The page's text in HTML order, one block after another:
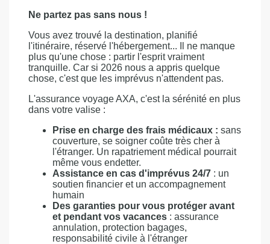
Ne partez pas sans nous !
Vous avez trouvé la destination, planifié
l'itinéraire, réservé l'hébergement... Il ne manque
plus qu'une chose : partir l'esprit vraiment
tranquille. Car si 2026 nous a appris quelque
chose, c'est que les imprévus n'attendent pas.
L'assurance voyage AXA, c'est la sérénité en plus
dans votre valise :
Prise en charge des frais médicaux : sans
couverture, se soigner coûte très cher à
l'étranger. Un rapatriement médical pourrait
même vous endetter.
Assistance en cas d'imprévus 24/7 : un
soutien financier et un accompagnement
humain
Des garanties pour vous protéger avant
et pendant vos vacances : assurance
annulation, protection bagages,
responsabilité civile à l'étranger